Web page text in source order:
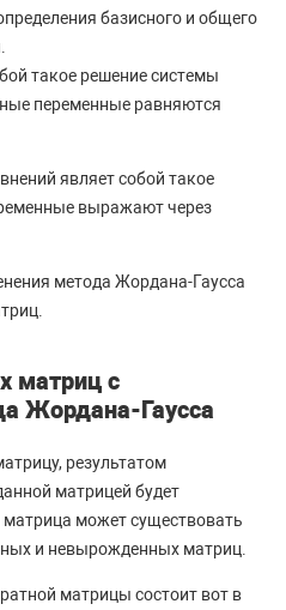
базисного и общего
такое решение системы
переменные равняются
являет собой такое
выражают через
метода Жордана-Гаусса
матриц с
Жордана-Гаусса
результатом
матрицей будет
может существовать
и невырожденных матриц.
матрицы состоит вот в